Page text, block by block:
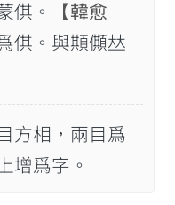
倛。
【韓愈
倛。與䫏𠐾𠀤
方相，兩目爲
爲字。